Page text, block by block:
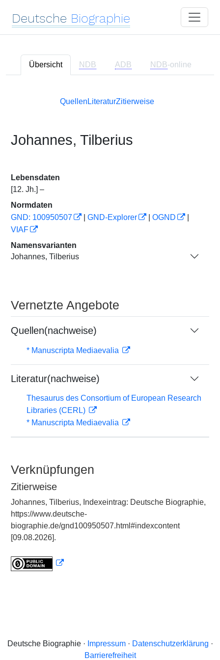
Deutsche Biographie
Übersicht NDB ADB NDB-online
Quellen LiteraturZitierweise
Johannes, Tilberius
Lebensdaten
[12. Jh.] –
Normdaten
GND: 100950507
GND-Explorer OGND
VIAF
Namensvarianten
Johannes, Tilberius
Vernetzte Angebote
Quellen(nachweise)
* Manuscripta Mediaevalia
Literatur(nachweise)
Thesaurus des Consortium of European Research
Libraries (CERL)
* Manuscripta Mediaevalia
Verknüpfungen
Zitierweise
Johannes, Tilberius, Indexeintrag: Deutsche Biographie,
https://www.deutsche-
biographie.de/gnd100950507.html#indexcontent
[09.08.2026].
Deutsche Biographie · Impressum· Datenschutzerklärung ·
Barrierefreiheit